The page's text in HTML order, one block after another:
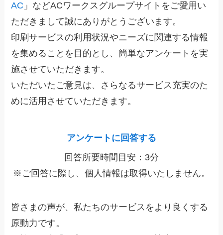
AC 」などACワークスグループサイトをご愛用い
ただきまして誠にありがとうございます。
印刷サービスの利用状況やニーズに関連する情報
を集めることを目的とし、簡単なアンケートを実
施させていただきます。
いただいたご意見は、さらなるサービス充実のた
めに活用させていただきます。
アンケートに回答する
回答所要時間目安：3分
※ご回答に際し、個人情報は取得いたしません。
皆さまの声が、私たちのサービスをより良くする
原動力です。